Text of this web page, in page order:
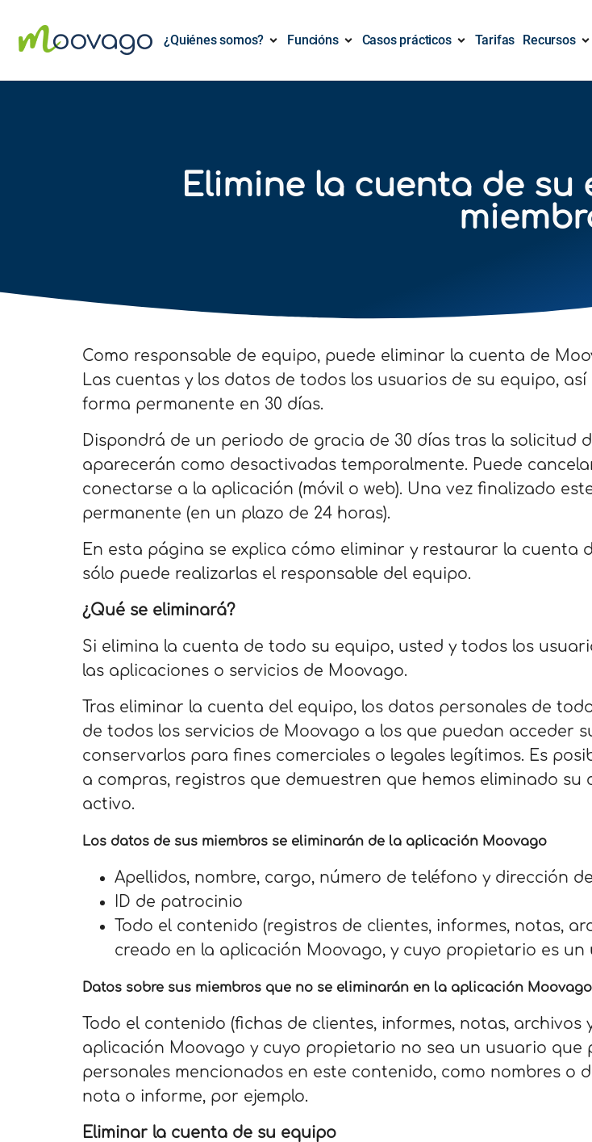
¿Quiénes somos? Funcións Casos prácticos Tarifas Recursos
Elimine la cuenta de su
Como responsable de equipo, puede eliminar la cuenta de
Las cuentas y los datos de todos los usuarios de su equipo,
forma permanente en 30 días.
Dispondrá de un periodo de gracia de 30 días tras la solicitud
aparecerán como desactivadas temporalmente. Puede
conectarse a la aplicación (móvil o web). Una vez finalizado
permanente (en un plazo de 24 horas).
En esta página se explica cómo eliminar y restaurar la cuenta
sólo puede realizarlas el responsable del equipo.
¿Qué se eliminará?
Si elimina la cuenta de todo su equipo, usted y todos los
las aplicaciones o servicios de Moovago.
Tras eliminar la cuenta del equipo, los datos personales de
de todos los servicios de Moovago a los que puedan acceder
conservarlos para fines comerciales o legales legítimos. Es
a compras, registros que demuestren que hemos eliminado
activo.
Los datos de sus miembros se eliminarán de la aplicación Moovago
Apellidos, nombre, cargo, número de teléfono y dirección
ID de patrocinio
Todo el contenido (registros de clientes, informes, notas,
creado en la aplicación Moovago, y cuyo propietario es
Datos sobre sus miembros que no se eliminarán en la aplicación Moovago
Todo el contenido (fichas de clientes, informes, notas,
aplicación Moovago y cuyo propietario no sea un usuario que
personales mencionados en este contenido, como nombres o
nota o informe, por ejemplo.
Eliminar la cuenta de su equipo